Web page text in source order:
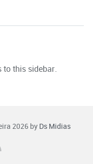
to this sidebar.
2026 by Ds Midias